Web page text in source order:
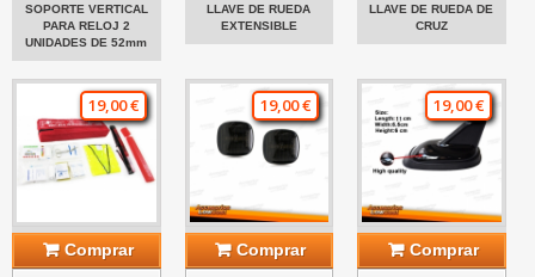
SOPORTE VERTICAL
PARA RELOJ 2
UNIDADES DE 52mm
LLAVE DE RUEDA
EXTENSIBLE
LLAVE DE RUEDA DE
CRUZ
19,00 €
Comprar
19,00 €
Comprar
19,00 €
Comprar